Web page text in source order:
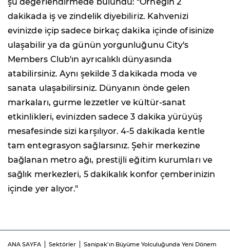
dakikada iş ve zindelik diyebiliriz. Kahvenizi
evinizde içip sadece birkaç dakika içinde ofisinize
ulaşabilir ya da günün yorgunluğunu City's
Members Club'ın ayrıcalıklı dünyasında
atabilirsiniz. Aynı şekilde 3 dakikada moda ve
sanata ulaşabilirsiniz. Dünyanın önde gelen
markaları, gurme lezzetler ve kültür-sanat
etkinlikleri, evinizden sadece 3 dakika yürüyüş
mesafesinde sizi karşılıyor. 4-5 dakikada kentle
tam entegrasyon sağlarsınız. Şehir merkezine
bağlanan metro ağı, prestijli eğitim kurumları ve
sağlık merkezleri, 5 dakikalık konfor çemberinizin
içinde yer alıyor."
ANA SAYFA Sektörler Sanipak’ın Büyüme Yolculuğunda Yeni Dönem